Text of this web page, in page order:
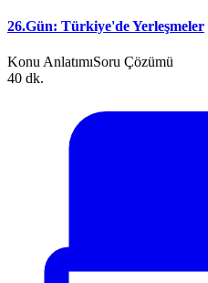
26.Gün: Türkiye'de Yerleşmeler
Konu AnlatımıSoru Çözümü
40 dk.